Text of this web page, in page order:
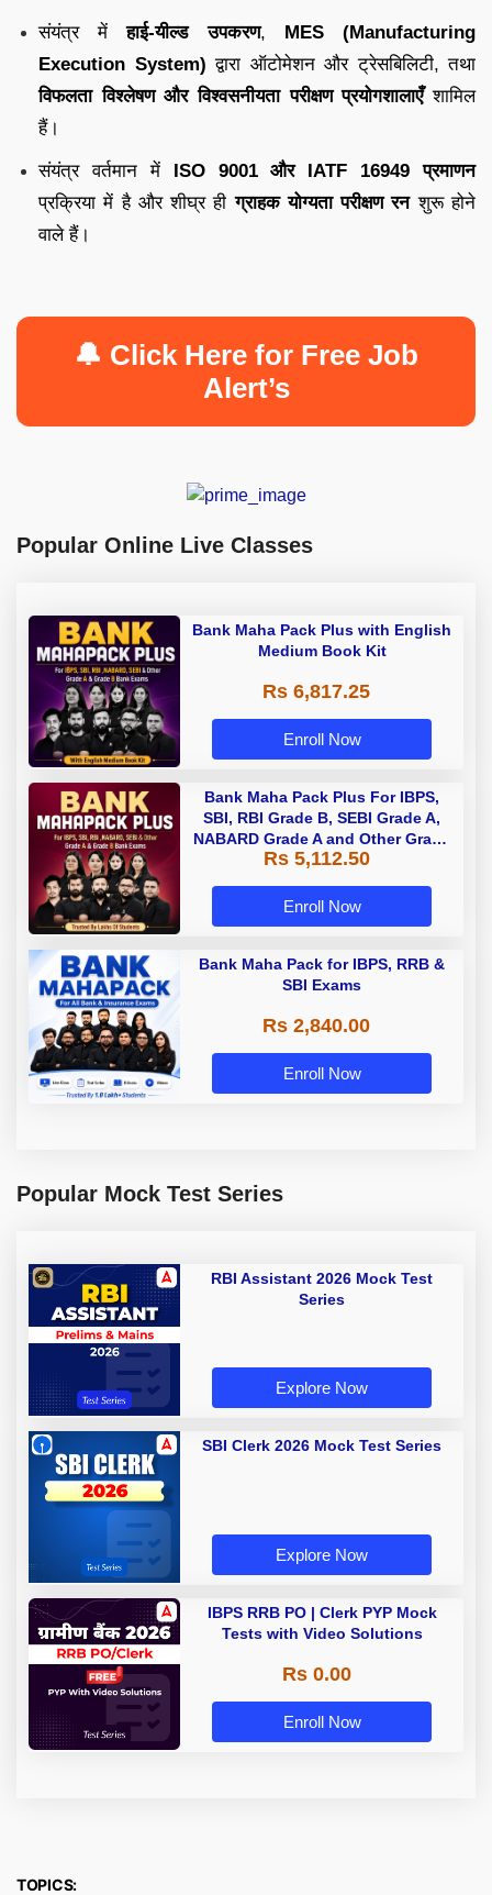
संयंत्र मेंहाई-यील्ड उपकरण, MES (Manufacturing
Execution System) द्वारा ऑटोमेशन और ट्रेसबिलिटी, तथा
विफलता विश्लेषण और विश्वसनीयता परीक्षण प्रयोगशालाएँशामिल
हैं।
संयंत्र वर्तमान में ISO 9001 और IATF 16949 प्रमाणन
प्रक्रिया में है और शीघ्र हीग्राहक योग्यता परीक्षण रनशुरू होने
वाले हैं।
🔔 Click Here for Free Job
Alert’s
Popular Online Live Classes
Bank Maha Pack Plus with English
Medium Book Kit
Rs 6,817.25
Enroll Now
Bank Maha Pack Plus For IBPS,
SBI, RBI Grade B, SEBI Grade A,
NABARD Grade A and Other Grade
A & Grade B Bank Exams
Rs 5,112.50
Enroll Now
Bank Maha Pack for IBPS, RRB &
SBI Exams
Rs 2,840.00
Enroll Now
Popular Mock Test Series
RBI Assistant 2026 Mock Test
Series
Explore Now
SBI Clerk 2026 Mock Test Series
Explore Now
IBPS RRB PO | Clerk PYP Mock
Tests with Video Solutions
Rs 0.00
Enroll Now
TOPICS: